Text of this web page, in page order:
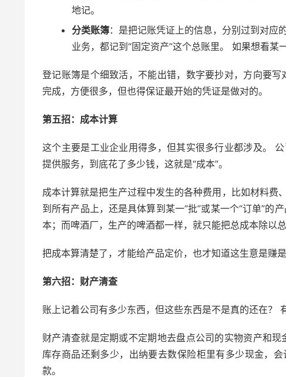
地记。
分类账簿：是把记账凭证上的信息，分别过到对应
业务，都记到“固定资产”这个总账里。 如果想看某
登记账簿是个细致活，不能出错，数字要抄对，方向要
完成，方便很多，但也得保证最开始的凭证是做对的。
第五招：成本计算
这个主要是工业企业用得多，但其实很多行业都涉及。
提供服务，到底花了多少钱，这就是“成本”。
成本计算就是把生产过程中发生的各种费用，比如材料
到所有产品上，还是具体算到某一“批”或某一个“订单”
本；而啤酒厂，生产的啤酒都一样，就只能把总成本除以
把成本算清楚了，才能给产品定价，也才知道这生意是赚是
第六招：财产清查
账上记着公司有多少东西，但这些东西是不是真的还在？
财产清查就是定期或不定期地去盘点公司的实物资产和
库存商品还剩多少，出纳要去数保险柜里有多少现金，
款。